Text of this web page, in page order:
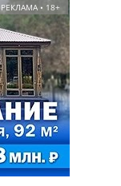
РЕКЛАМА • 18+